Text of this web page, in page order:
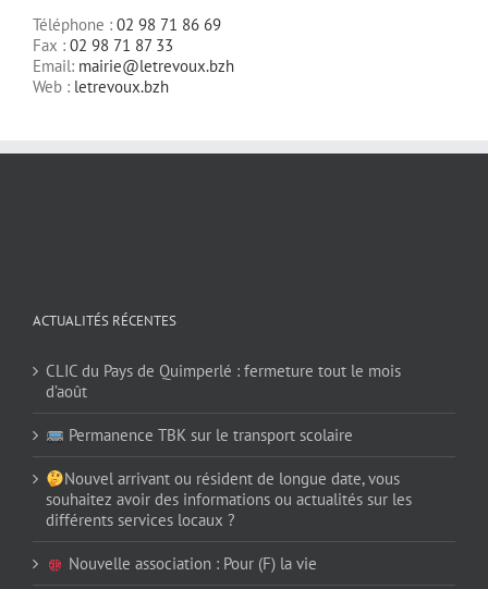
Téléphone : 02 98 71 86 69
Fax : 02 98 71 87 33
Email: mairie@letrevoux.bzh
Web : letrevoux.bzh
ACTUALITÉS RÉCENTES
CLIC du Pays de Quimperlé : fermeture tout le mois
d’août
Permanence TBK sur le transport scolaire
Nouvel arrivant ou résident de longue date, vous
souhaitez avoir des informations ou actualités sur les
différents services locaux ?
Nouvelle association : Pour (F) la vie